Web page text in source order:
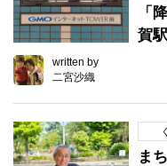
「
賀
written by
二宮沙織
ま